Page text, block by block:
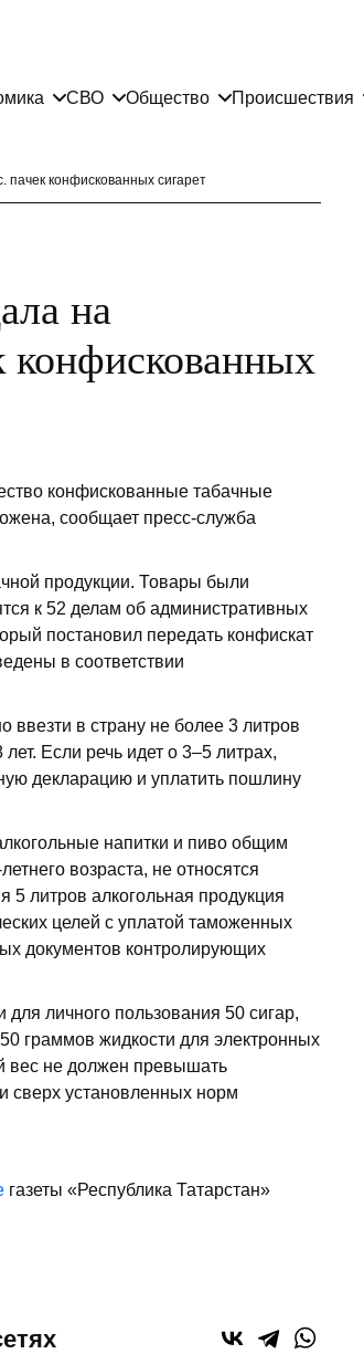
СВО Общество Происшествия
конфискованных сигарет
на
конфискованных
конфискованные табачные
сообщает пресс-служба
продукции. Товары были
к 52 делам об административных
постановил передать конфискат
в соответствии
в страну не более 3 литров
Если речь идет о 3–5 литрах,
декларацию и уплатить пошлину
напитки и пиво общим
возраста, не относятся
литров алкогольная продукция
целей с уплатой таможенных
документов контролирующих
личного пользования 50 сигар,
граммов жидкости для электронных
вес не должен превышать
сверх установленных норм
газеты «Республика Татарстан»